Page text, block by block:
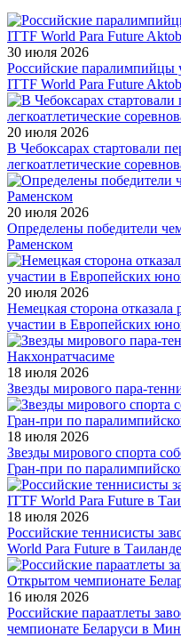
30 июля 2026
Российские паралимпийцы
ITTF World Para Future
20 июля 2026
В Чебоксарах стартовали
легкоатлетические
20 июля 2026
Определены победители
Раменском
20 июля 2026
Немецкая сторона
участии в Европейских
18 июля 2026
Звезды мирового пара-
18 июля 2026
Звезды мирового спорта
Гран-при по
18 июля 2026
Российские теннисисты
World Para Future в Таиланде
16 июля 2026
Российские параатлеты
чемпионате Беларуси в